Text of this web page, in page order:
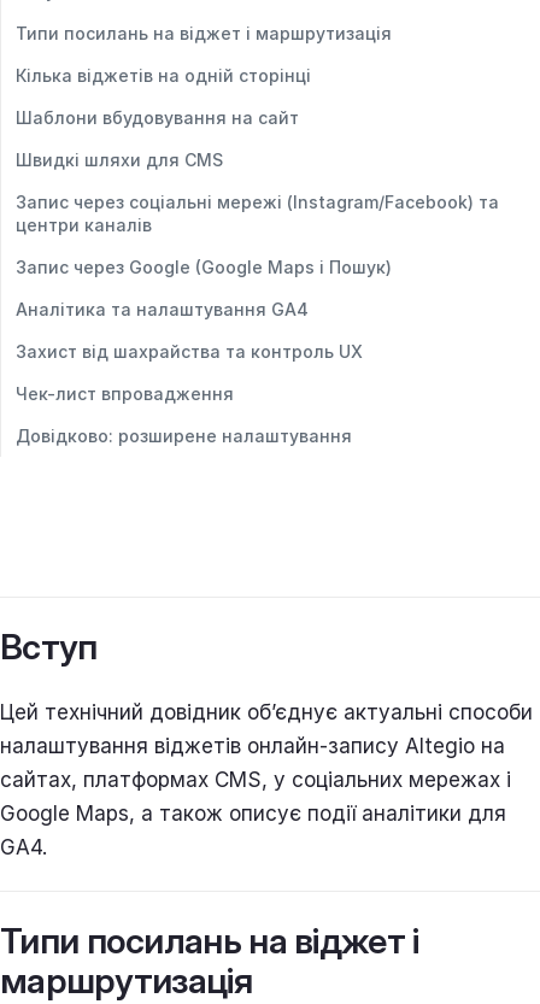
Типи посилань на віджет і маршрутизація
Кілька віджетів на одній сторінці
Шаблони вбудовування на сайт
Швидкі шляхи для CMS
Запис через соціальні мережі (Instagram/Facebook) та
центри каналів
Запис через Google (Google Maps і Пошук)
Аналітика та налаштування GA4
Захист від шахрайства та контроль UX
Чек-лист впровадження
Довідково: розширене налаштування
Вступ
Цей технічний довідник об’єднує актуальні способи
налаштування віджетів онлайн-запису Altegio на
сайтах, платформах CMS, у соціальних мережах і
Google Maps, а також описує події аналітики для
GA4.
Типи посилань на віджет і
маршрутизація